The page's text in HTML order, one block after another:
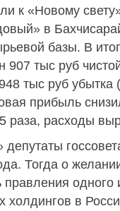
к «Новому
в
базы. В
907 тыс руб
тыс руб убытка
прибыль
расходы
Тогда о
одного
холдингов в